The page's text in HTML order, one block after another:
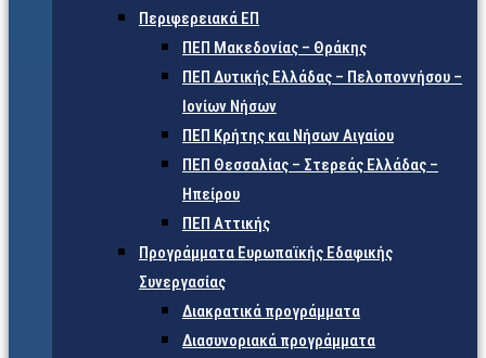
Περιφερειακά ΕΠ
ΠΕΠ Μακεδονίας – Θράκης
ΠΕΠ Δυτικής Ελλάδας – Πελοποννήσου –
Ιονίων Νήσων
ΠΕΠ Κρήτης και Νήσων Αιγαίου
ΠΕΠ Θεσσαλίας – Στερεάς Ελλάδας –
Ηπείρου
ΠΕΠ Αττικής
Προγράμματα Ευρωπαϊκής Εδαφικής
Συνεργασίας
Διακρατικά προγράμματα
Διασυνοριακά προγράμματα